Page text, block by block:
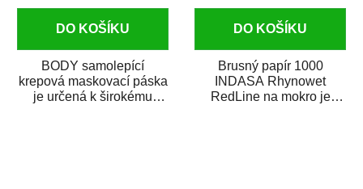
DO KOŠÍKU
BODY samolepící
krepová maskovací páska
je určená k širokému
DO KOŠÍKU
Brusný papír 1000
INDASA Rhynowet
RedLine na mokro je